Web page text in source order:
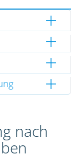
nach